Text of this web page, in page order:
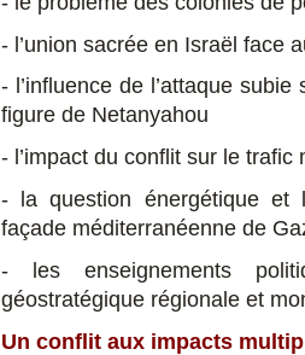
- l’union sacrée en Israël face
- l’influence de l’attaque
figure de Netanyahou
- l’impact du conflit sur le
- la question énergétique et
façade méditerranéenne de
- les enseignements
géostratégique régionale et
Un conflit aux impacts